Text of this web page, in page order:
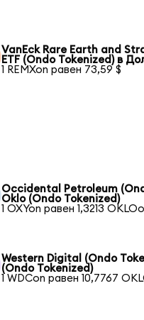
VanEck Rare Earth and
ETF (Ondo Tokenized) в
1 REMXon равен 73,59 $
Occidental Petroleum
Oklo (Ondo Tokenized)
1 OXYon равен 1,3213
Western Digital (Ondo
(Ondo Tokenized)
1 WDCon равен 10,7767